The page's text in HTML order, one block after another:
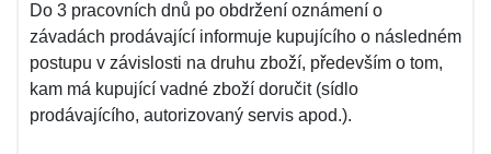
Do 3 pracovních dnů po obdržení oznámení o
závadách prodávající informuje kupujícího o následném
postupu v závislosti na druhu zboží, především o tom,
kam má kupující vadné zboží doručit (sídlo
prodávajícího, autorizovaný servis apod.).